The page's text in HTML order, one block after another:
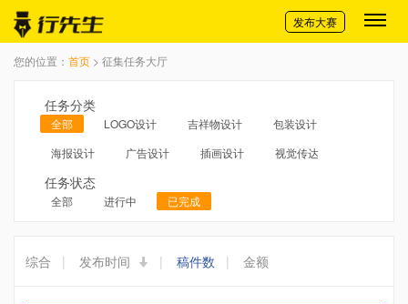
切换导航
发布大赛
您的位置： 首页 > 征集任务大厅
任务分类
全部 LOGO设计 吉祥物设计
包装设计
海报设计
广告设计 插画设计 视觉传达
任务状态
全部 进行中 已完成
综合 | 发布时间 | 稿件数 | 金额